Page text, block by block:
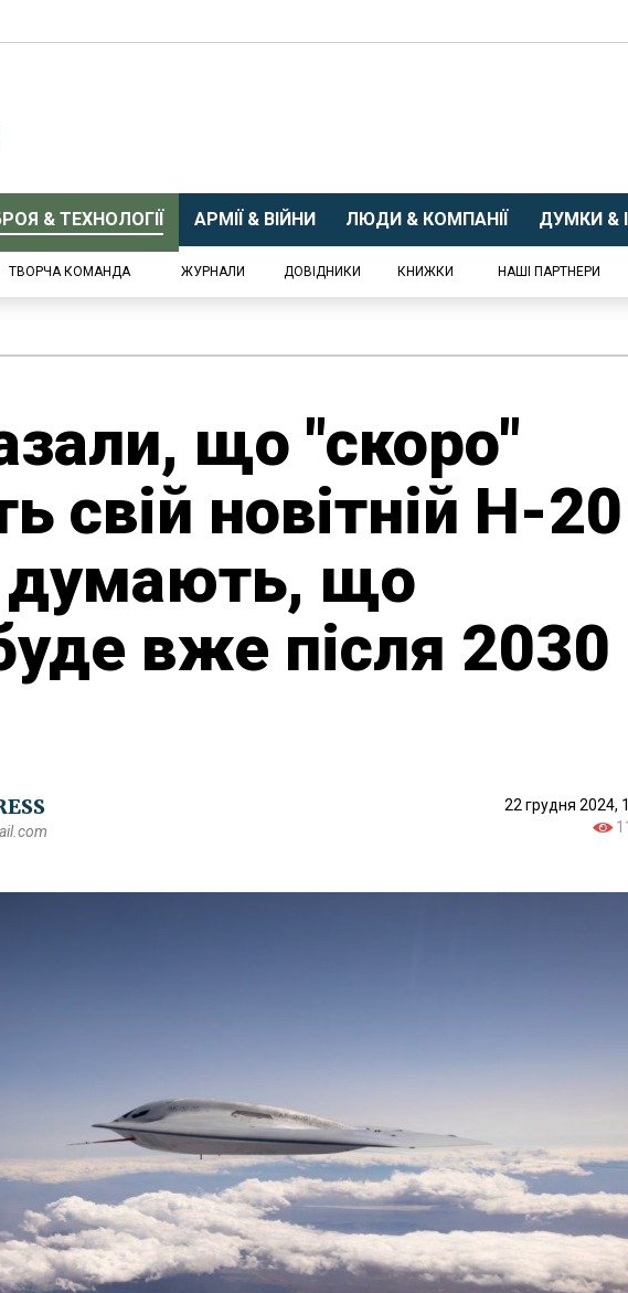
& ТЕХНОЛОГІЇ АРМІЇ & ВІЙНИ ЛЮДИ & КОМПАНІЇ ДУМКИ &
ТВОРЧА КОМАНДА ЖУРНАЛИ ДОВІДНИКИ КНИЖКИ НАШІ ПАРТНЕРИ
що "скоро"
свій новітній H-20
що
вже після 2030
22 грудня 2024,